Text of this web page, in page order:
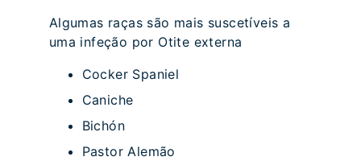
Algumas raças são mais suscetíveis a
uma infeção por Otite externa
Cocker Spaniel
Caniche
Bichón
Pastor Alemão